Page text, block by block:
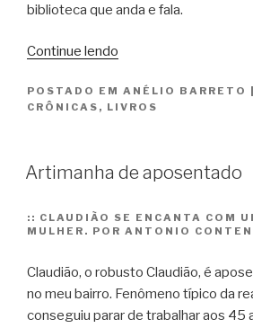
biblioteca que anda e fala.
Continue lendo
o
iPad
Google”
POSTADO EM ANÉLIO BARRETO |
CRÔNICAS , LIVROS
Artimanha de aposentado
:: CLAUDIÃO SE ENCANTA COM
MULHER. POR ANTONIO
Claudião, o robusto Claudião, é
no meu bairro. Fenômeno típico da
conseguiu parar de trabalhar aos 45